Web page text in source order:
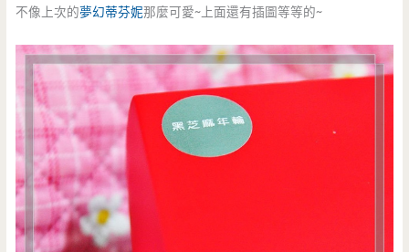
不像上次的夢幻蒂芬妮那麼可愛~上面還有插圖等等的~